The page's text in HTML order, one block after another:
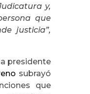
y,
que
justicia”,
presidente
subrayó
que